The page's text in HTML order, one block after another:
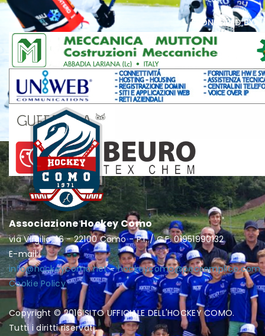
sponsored by:
Associazione Hockey Como
via Virgilio, 16 - 22100 Como - P.I. / C.F. 01951990132
E-mail:
info@hockeycomo.net-hockeycomo@pecsemplice.com
Cookie Policy
Copyright © 2016 SITO UFFICIALE DELL'HOCKEY COMO.
Tutti i diritti riservati.